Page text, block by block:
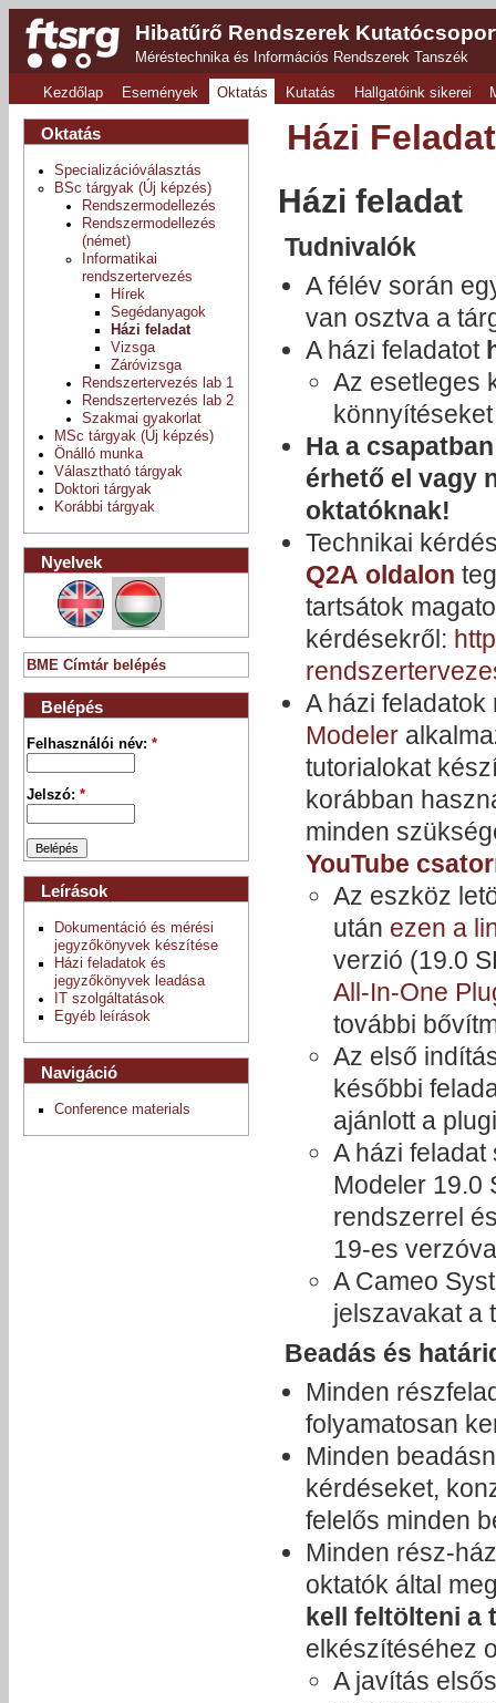
Hibatűrő Rendszerek
Méréstechnika és Információs Rendszerek Tanszék
Kezdőlap Események Oktatás Kutatás Hallgatóink sikerei
Házi Feladat
Házi feladat
Tudnivalók
A félév során
van osztva a
A házi feladatot
Az esetleges
Ha a
érhető el vagy
oktatóknak!
Technikai
Q2A oldalon
tartsátok
kérdésekről:
A házi
Modeler
tutorialokat
korábban
minden
YouTube
Az eszköz
után ezen a
verzió (19.0
All-In-One
további
Az első
későbbi
ajánlott a
A házi
Modeler 19.0
rendszerrel
19-es
A Cameo
jelszavakat a
Beadás és
Minden
folyamatosan
Minden
kérdéseket,
felelős minden
Minden rész-
oktatók által
kell feltölteni a
elkészítéséhez
A javítás
Oktatás
Specializációválasztás
BSc tárgyak (Új képzés)
Rendszermodellezés
Rendszermodellezés
(német)
Informatikai
rendszertervezés
Hírek
Segédanyagok
Házi feladat
Vizsga
Záróvizsga
Rendszertervezés lab 1
Rendszertervezés lab 2
Szakmai gyakorlat
MSc tárgyak (Új képzés)
Önálló munka
Választható tárgyak
Doktori tárgyak
Korábbi tárgyak
Nyelvek
BME Címtár belépés
Belépés
Felhasználói név:*
Jelszó:*
Leírások
Dokumentáció és mérési
jegyzőkönyvek készítése
Házi feladatok és
jegyzőkönyvek leadása
IT szolgáltatások
Egyéb leírások
Navigáció
Conference materials